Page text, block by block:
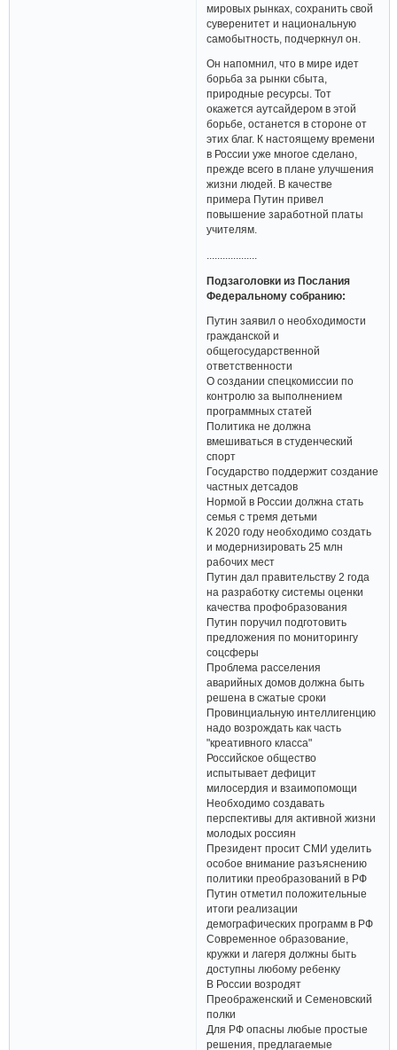
мировых рынках, сохранить свой
суверенитет и национальную
самобытность, подчеркнул он.
Он напомнил, что в мире идет
борьба за рынки сбыта,
природные ресурсы. Тот
окажется аутсайдером в этой
борьбе, останется в стороне от
этих благ. К настоящему времени
в России уже многое сделано,
прежде всего в плане улучшения
жизни людей. В качестве
примера Путин привел
повышение заработной платы
учителям.
Подзаголовки из Послания
Федеральному собранию:
Путин заявил о необходимости
гражданской и
общегосударственной
ответственности
О создании спецкомиссии по
контролю за выполнением
программных статей
Политика не должна
вмешиваться в студенческий
спорт
Государство поддержит создание
частных детсадов
Нормой в России должна стать
семья с тремя детьми
К 2020 году необходимо создать
и модернизировать 25 млн
рабочих мест
Путин дал правительству 2 года
на разработку системы оценки
качества профобразования
Путин поручил подготовить
предложения по мониторингу
соцсферы
Проблема расселения
аварийных домов должна быть
решена в сжатые сроки
Провинциальную интеллигенцию
надо возрождать как часть
"креативного класса"
Российское общество
испытывает дефицит
милосердия и взаимопомощи
Необходимо создавать
перспективы для активной жизни
молодых россиян
Президент просит СМИ уделить
особое внимание разъяснению
политики преобразований в РФ
Путин отметил положительные
итоги реализации
демографических программ в РФ
Современное образование,
кружки и лагеря должны быть
доступны любому ребенку
В России возродят
Преображенский и Семеновский
полки
Для РФ опасны любые простые
решения, предлагаемые